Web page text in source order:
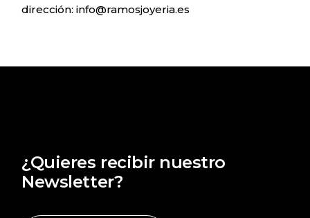
dirección: info@ramosjoyeria.es
¿Quieres recibir nuestro
Newsletter?